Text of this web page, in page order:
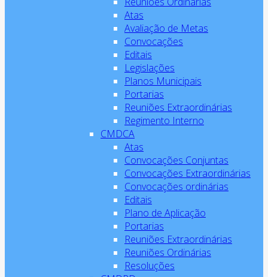
Atas
Avaliação de Metas
Convocações
Editais
Legislações
Planos Municipais
Portarias
Reuniões Extraordinárias
Regimento Interno
CMDCA
Atas
Convocações Conjuntas
Convocações Extraordinárias
Convocações ordinárias
Editais
Plano de Aplicação
Portarias
Reuniões Extraordinárias
Reuniões Ordinárias
Resoluções